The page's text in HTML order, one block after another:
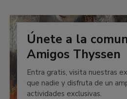
Únete a la
Amigos Thyssen
Entra gratis, visita nuestras
que nadie y disfruta de un
actividades exclusivas.